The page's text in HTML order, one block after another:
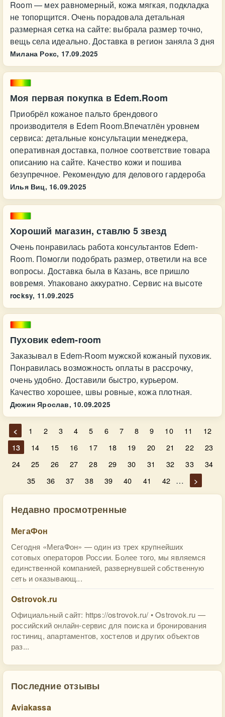
Room — мех равномерный, кожа мягкая, подкладка
не топорщится. Очень порадовала детальная
размерная сетка на сайте: выбрала размер точно,
вещь села идеально. Доставка в регион заняла 3 дня
Милана Рокс, 17.09.2025
Моя первая покупка в Edem.Room
Приобрёл кожаное пальто брендового
производителя в Edem Room.Впечатлён уровнем
сервиса: детальные консультации менеджера,
оперативная доставка, полное соответствие товара
описанию на сайте. Качество кожи и пошива
безупречное. Рекомендую для делового гардероба
Илья Виц, 16.09.2025
Хороший магазин, ставлю 5 звезд
Очень понравилась работа консультантов Edem-
Room. Помогли подобрать размер, ответили на все
вопросы. Доставка была в Казань, все пришло
вовремя. Упаковано аккуратно. Сервис на высоте
rocksy, 11.09.2025
Пуховик edem-room
Заказывал в Edem-Room мужской кожаный пуховик.
Понравилась возможность оплаты в рассрочку,
очень удобно. Доставили быстро, курьером.
Качество хорошее, швы ровные, кожа плотная.
Дюжин Ярослав, 10.09.2025
< 1 2 3 4 5 6 7 8 9 10 11
12
13
14 15 16 17 18 19 20 21 22
23
24
25 26 27 28 29 30 31 32 33
34
35
36 37 38 39 40 41 42 … >
Недавно просмотренные
МегаФон
Сегодня «МегаФон» — один из трех крупнейших
сотовых операторов России. Более того, мы являемся
единственной компанией, развернувшей собственную
сеть и оказывающ...
Ostrovok.ru
Официальный сайт: https://ostrovok.ru/ • Ostrovok.ru —
российский онлайн-сервис для поиска и бронирования
гостиниц, апартаментов, хостелов и других объектов
раз...
Последние отзывы
Aviakassa